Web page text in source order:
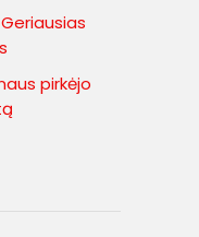
pirkėjo